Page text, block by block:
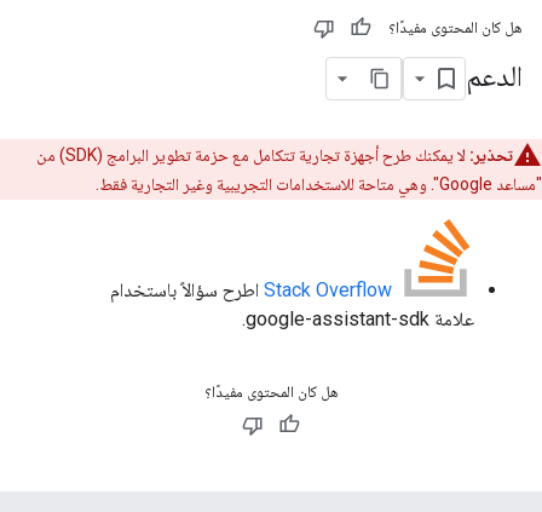
هل كان المحتوى مفيدًا؟
الدعم
تحذير:
لا يمكنك طرح أجهزة تجارية تتكامل مع حزمة تطوير البرامج (SDK) من
"مساعد Google". وهي متاحة للاستخدامات التجريبية وغير التجارية فقط.
اطرح سؤالاً باستخدام
علامة google-assistant-sdk.
هل كان المحتوى مفيدًا؟